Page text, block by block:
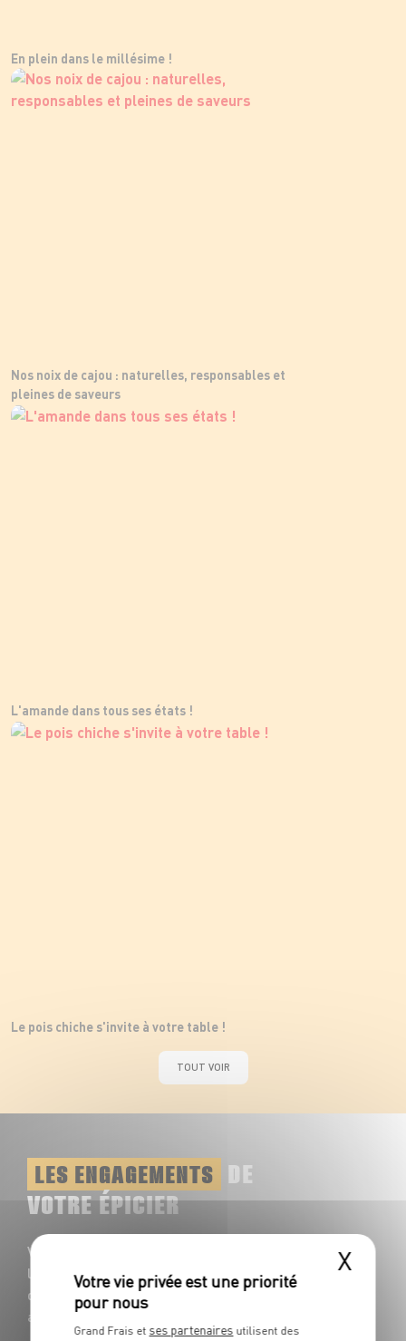
En plein dans le millésime !
Nos noix de cajou : naturelles, responsables et
pleines de saveurs
L'amande dans tous ses états !
Le pois chiche s'invite à votre table !
TOUT VOIR
LES ENGAGEMENTS DE
VOTRE ÉPICIER
Votre rayon Épiceries vous propose toute
l'année une multitude de saveurs à
découvrir : plus de 1200 références
accompagnent vos repas du quotidien !
X
Grand Frais et ses partenaires utilisent des